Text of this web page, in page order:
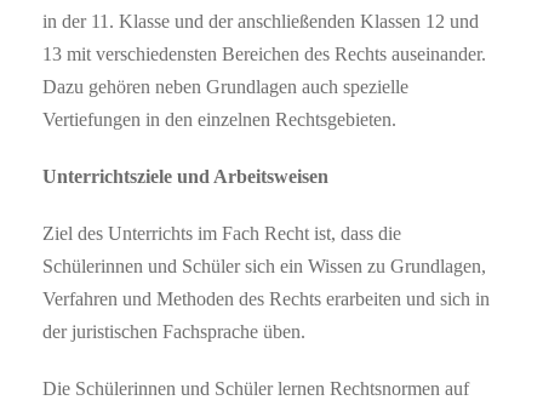
in der 11. Klasse und der anschließenden Klassen 12 und
13 mit verschiedensten Bereichen des Rechts auseinander.
Dazu gehören neben Grundlagen auch spezielle
Vertiefungen in den einzelnen Rechtsgebieten.
Unterrichtsziele und Arbeitsweisen
Ziel des Unterrichts im Fach Recht ist, dass die
Schülerinnen und Schüler sich ein Wissen zu Grundlagen,
Verfahren und Methoden des Rechts erarbeiten und sich in
der juristischen Fachsprache üben.
Die Schülerinnen und Schüler lernen Rechtsnormen auf